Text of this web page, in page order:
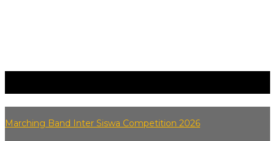
Marching Band Inter Siswa Competition 2026